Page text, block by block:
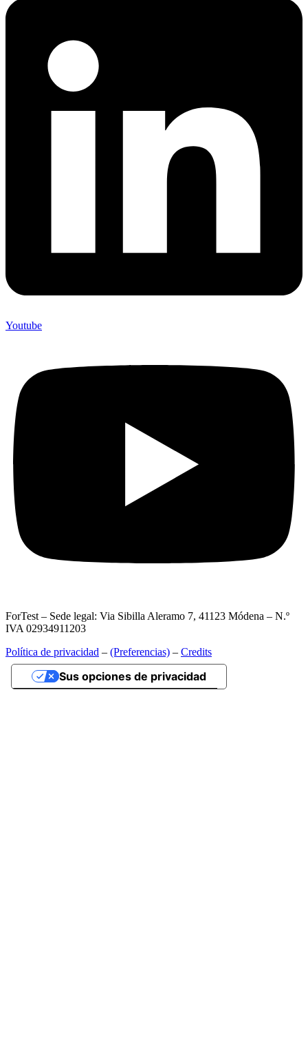
Youtube
ForTest – Sede legal: Via Sibilla Aleramo 7, 41123 Módena – N.º
IVA 02934911203
Política de privacidad – (Preferencias) – Credits
Sus opciones de privacidad